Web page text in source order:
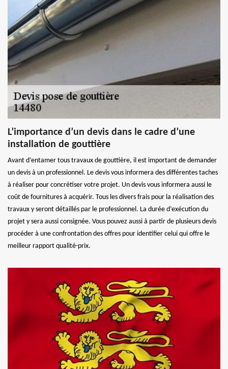
L’importance d’un devis dans le cadre d’une
installation de gouttière
Avant d’entamer tous travaux de gouttière, il est important de demander
un devis à un professionnel. Le devis vous informera des différentes taches
à réaliser pour concrétiser votre projet. Un devis vous informera aussi le
coût de fournitures à acquérir. Tous les divers frais pour la réalisation des
travaux y seront détaillés par le professionnel. La durée d’exécution du
projet y sera aussi consignée. Vous pouvez aussi à partir de plusieurs devis
procéder à une confrontation des offres pour identifier celui qui offre le
meilleur rapport qualité-prix.